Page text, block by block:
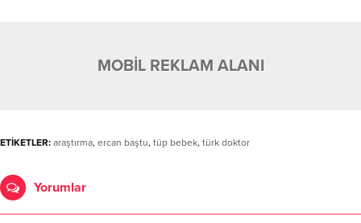
MOBİL REKLAM ALANI
ETİKETLER: araştırma, ercan baştu, tüp bebek, türk doktor
Yorumlar